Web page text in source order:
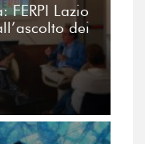
Lazio
dei